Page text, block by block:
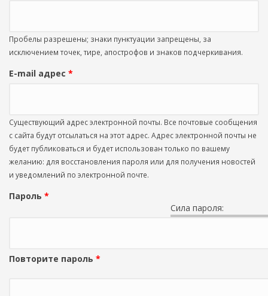
Пробелы разрешены; знаки пунктуации запрещены, за
исключением точек, тире, апострофов и знаков подчеркивания.
E-mail адрес *
Существующий адрес электронной почты. Все почтовые сообщения
с сайта будут отсылаться на этот адрес. Адрес электронной почты не
будет публиковаться и будет использован только по вашему
желанию: для восстановления пароля или для получения новостей
и уведомлений по электронной почте.
Сила пароля:
Пароль *
Повторите пароль *